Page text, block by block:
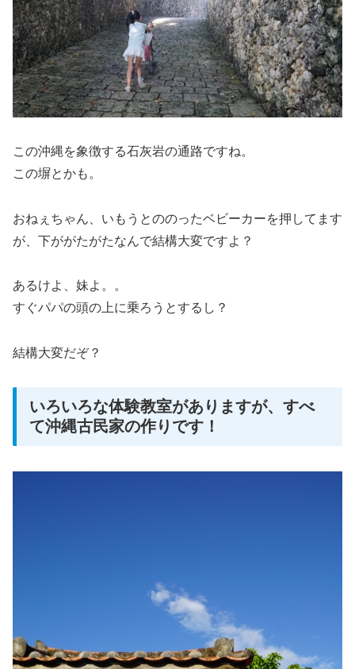
この沖縄を象徴する石灰岩の通路ですね。
この塀とかも。
おねぇちゃん、いもうとののったベビーカーを押してます
が、下ががたがたなんで結構大変ですよ？
あるけよ、妹よ。。
すぐパパの頭の上に乗ろうとするし？
結構大変だぞ？
いろいろな体験教室がありますが、すべ
て沖縄古民家の作りです！